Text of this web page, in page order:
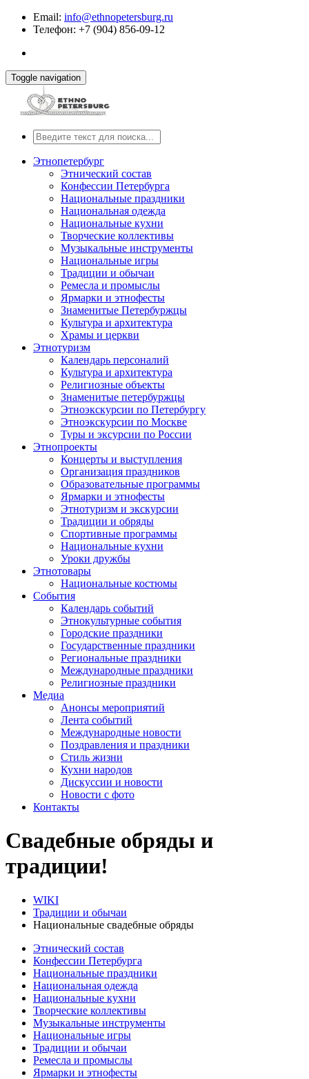
Email: info@ethnopetersburg.ru
Телефон: +7 (904) 856-09-12
Toggle navigation
Этнопетербург
Этнический состав
Конфессии Петербурга
Национальные праздники
Национальная одежда
Национальные кухни
Творческие коллективы
Музыкальные инструменты
Национальные игры
Традиции и обычаи
Ремесла и промыслы
Ярмарки и этнофесты
Знаменитые Петербуржцы
Культура и архитектура
Храмы и церкви
Этнотуризм
Календарь персоналий
Культура и архитектура
Религиозные объекты
Знаменитые петербуржцы
Этноэкскурсии по Петербургу
Этноэкскурсии по Москве
Туры и эксурсии по России
Этнопроекты
Концерты и выступления
Организация праздников
Образовательные программы
Ярмарки и этнофесты
Этнотуризм и экскурсии
Традиции и обряды
Спортивные программы
Национальные кухни
Уроки дружбы
Этнотовары
Национальные костюмы
События
Календарь событий
Этнокультурные события
Городские праздники
Государственные праздники
Региональные праздники
Международные праздники
Религиозные праздники
Медиа
Анонсы мероприятий
Лента событий
Международные новости
Поздравления и праздники
Cтиль жизни
Кухни народов
Дискуссии и новости
Новости с фото
Контакты
Свадебные обряды и
традиции!
WIKI
Традиции и обычаи
Национальные свадебные обряды
Этнический состав
Конфессии Петербурга
Национальные праздники
Национальная одежда
Национальные кухни
Творческие коллективы
Музыкальные инструменты
Национальные игры
Традиции и обычаи
Ремесла и промыслы
Ярмарки и этнофесты